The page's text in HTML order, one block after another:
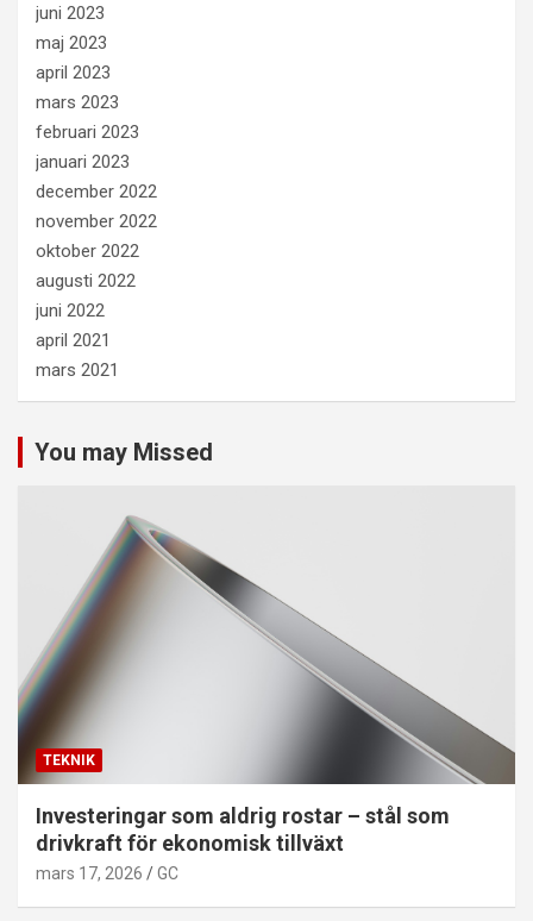
juni 2023
maj 2023
april 2023
mars 2023
februari 2023
januari 2023
december 2022
november 2022
oktober 2022
augusti 2022
juni 2022
april 2021
mars 2021
You may Missed
TEKNIK
Investeringar som aldrig rostar – stål som
drivkraft för ekonomisk tillväxt
mars 17, 2026 GC